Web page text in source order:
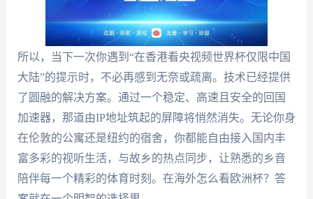
所以，当下一次你遇到“在香港看央视频世界杯仅限中国
大陆”的提示时，不必再感到无奈或疏离。技术已经提供
了圆融的解决方案。通过一个稳定、高速且安全的回国
加速器，那道由IP地址筑起的屏障将悄然消失。无论你身
在伦敦的公寓还是纽约的宿舍，你都能自由接入国内丰
富多彩的视听生活，与故乡的热点同步，让熟悉的乡音
陪伴每一个精彩的体育时刻。在海外怎么看欧洲杯？答